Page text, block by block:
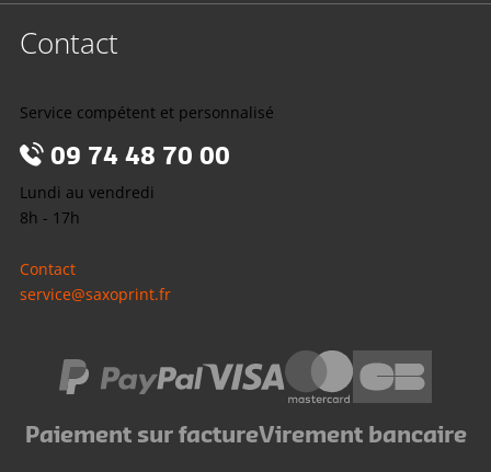
Contact
Service compétent et personnalisé
09 74 48 70 00
Lundi au vendredi
8h - 17h
Contact
service@saxoprint.fr
Paiement sur factureVirement bancaire